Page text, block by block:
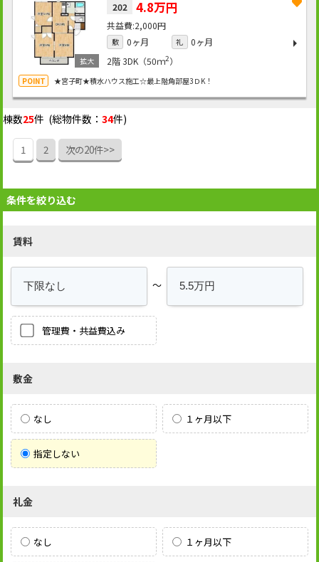
202 4.8万円
2,000円
敷 0ヶ月 礼
0ヶ月
2階3DK（50ｍ2）
★宮子町★積水ハウス施工☆最上階角部屋3ＤK！
棟数25件 (総物件数：34件)
1 2 次の20件>>
条件を絞り込む
賃料
～
管理費・共益費込み
敷金
なし １ヶ月以下
指定しない
礼金
なし １ヶ月以下